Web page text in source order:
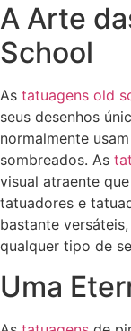
A Arte
School
As tatuagens old
seus desenhos
normalmente
sombreados. As
visual atraente
tatuadores e
bastante
qualquer tipo de
Uma